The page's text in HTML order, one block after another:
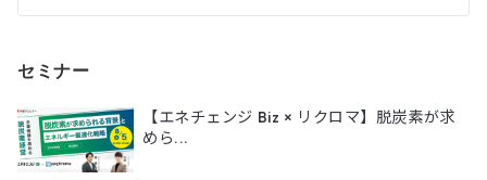
セミナー
【エネチェンジ Biz × リクロマ】脱炭素が求
めら...